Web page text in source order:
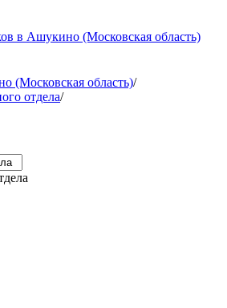
в Ашукино (Московская область)
(Московская область)/
отдела/